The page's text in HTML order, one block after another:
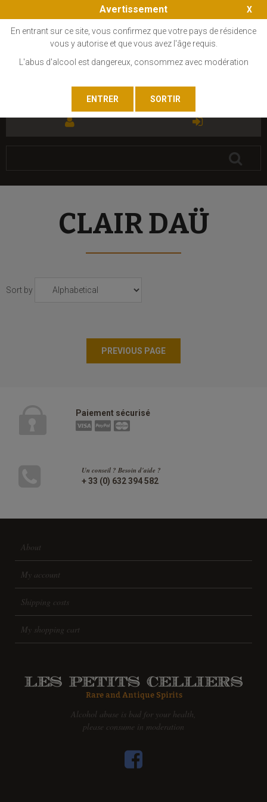
CLAIR DAÜ
Sort by
Paiement sécurisé
Un conseil ? Besoin d'aide ?
+ 33 (0) 632 394 582
About
My account
Shipping costs
My shopping cart
Alcohol abuse is bad for your health,
please consume in moderation
Avertissement
En entrant sur ce site, vous confirmez que votre pays de résidence
vous y autorise et que vous avez l'âge requis.
L'abus d'alcool est dangereux, consommez avec modération